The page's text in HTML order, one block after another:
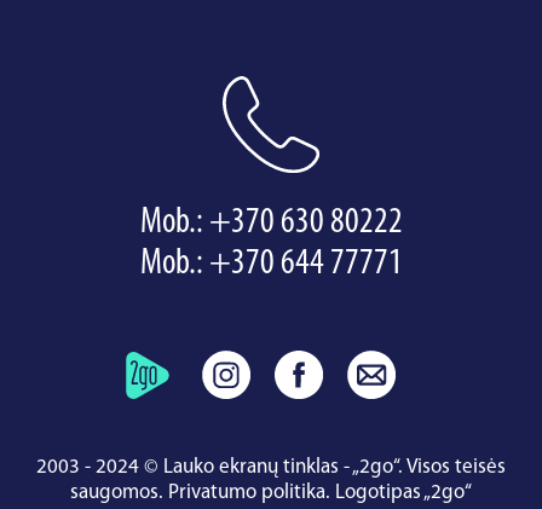
Mob.: +370 630 80222
Mob.: +370 644 77771
2003 - 2024 © Lauko ekranų tinklas - „2go“. Visos teisės
saugomos. Privatumo politika. Logotipas „2go“